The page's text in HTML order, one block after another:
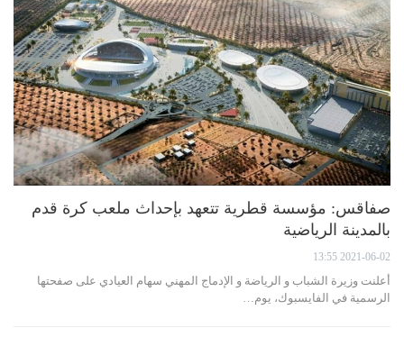
صفاقس: مؤسسة قطرية تتعهد بإحداث ملعب كرة قدم
بالمدينة الرياضية
2021-06-02 13:55
أعلنت وزيرة الشباب و الرياضة و الإدماج المهني سهام العيادي على صفحتها
الرسمية في الفايسبوك، يوم…